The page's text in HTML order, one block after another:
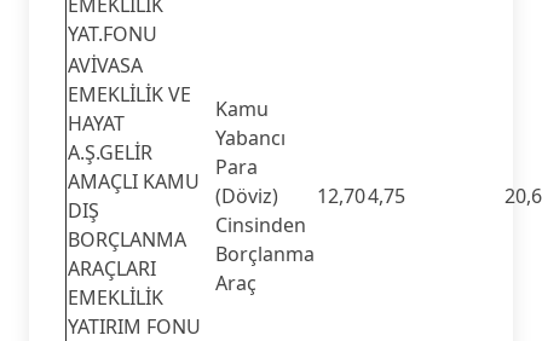
YAT.FONU
AVİVASA
EMEKLİLİK VE
HAYAT
A.Ş.GELİR
AMAÇLI KAMU
DIŞ
BORÇLANMA
ARAÇLARI
EMEKLİLİK
YATIRIM FONU
Kamu
Yabancı
Para
(Döviz)
Cinsinden
Borçlanma
Araç
12,704,75